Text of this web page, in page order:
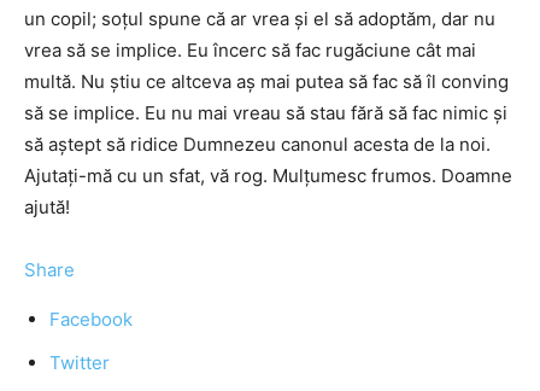
un copil; soţul spune că ar vrea şi el să adoptăm, dar nu
vrea să se implice. Eu încerc să fac rugăciune cât mai
multă. Nu ştiu ce altceva aş mai putea să fac să îl conving
să se implice. Eu nu mai vreau să stau fără să fac nimic şi
să aştept să ridice Dumnezeu canonul acesta de la noi.
Ajutaţi-mă cu un sfat, vă rog. Mulţumesc frumos. Doamne
ajută!
Share
Facebook
Twitter